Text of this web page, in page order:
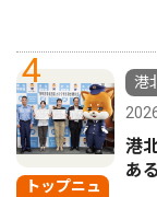
4
トップニュ
港
港
あ